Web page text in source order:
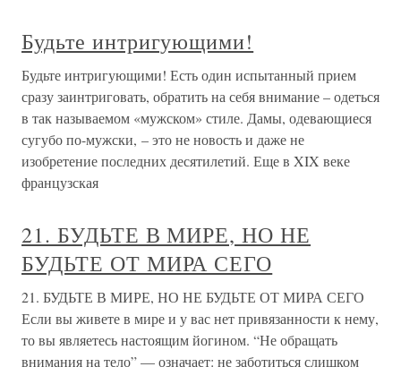
Будьте интригующими!
Будьте интригующими! Есть один испытанный прием
сразу заинтриговать, обратить на себя внимание – одеться
в так называемом «мужском» стиле. Дамы, одевающиеся
сугубо по-мужски, – это не новость и даже не
изобретение последних десятилетий. Еще в XIX веке
французская
21. БУДЬТЕ В МИРЕ, НО НЕ
БУДЬТЕ ОТ МИРА СЕГО
21. БУДЬТЕ В МИРЕ, НО НЕ БУДЬТЕ ОТ МИРА СЕГО
Если вы живете в мире и у вас нет привязанности к нему,
то вы являетесь настоящим йогином. “Не обращать
внимания на тело” — означает: не заботиться слишком